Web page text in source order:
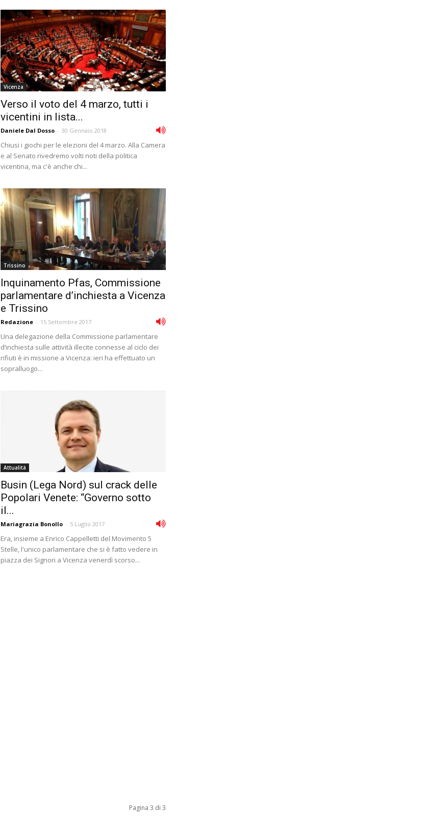
Vicenza
Verso il voto del 4 marzo, tutti i
vicentini in lista...
Daniele Dal Dosso - 30 Gennaio 2018
Chiusi i giochi per le elezioni del 4 marzo. Alla Camera
e al Senato rivedremo volti noti della politica
vicentina, ma c'è anche chi...
Trissino
Inquinamento Pfas, Commissione
parlamentare d’inchiesta a Vicenza
e Trissino
Redazione - 15 Settembre 2017
Una delegazione della Commissione parlamentare
d’inchiesta sulle attività illecite connesse al ciclo dei
rifiuti è in missione a Vicenza: ieri ha effettuato un
sopralluogo...
Attualità
Busin (Lega Nord) sul crack delle
Popolari Venete: “Governo sotto
il...
Mariagrazia Bonollo - 5 Luglio 2017
Era, insieme a Enrico Cappelletti del Movimento 5
Stelle, l'unico parlamentare che si è fatto vedere in
piazza dei Signori a Vicenza venerdì scorso...
Pagina 3 di 3